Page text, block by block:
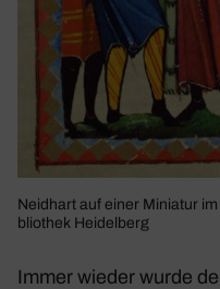
Neid­hart auf einer Miniatur
blio­thek Heidel­berg
Immer wieder wurde